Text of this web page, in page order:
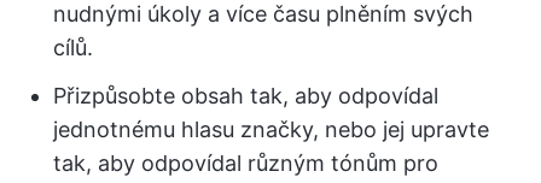
nudnými úkoly a více času plněním svých
cílů.
Přizpůsobte obsah tak, aby odpovídal
jednotnému hlasu značky, nebo jej upravte
tak, aby odpovídal různým tónům pro